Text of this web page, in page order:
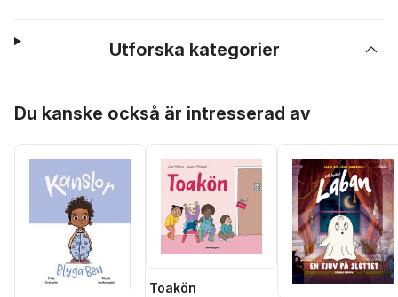
Utforska kategorier
Du kanske också är intresserad av
Toakön